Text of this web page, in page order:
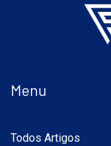
Menu
Todos Artigos